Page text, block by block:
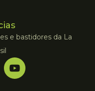
e bastidores da La